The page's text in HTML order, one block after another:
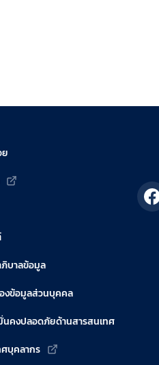
บาลข้อมูล
งข้อมูลส่วนบุคคล
นคงปลอดภัยด้านสารสนเทศ
บุคลากร